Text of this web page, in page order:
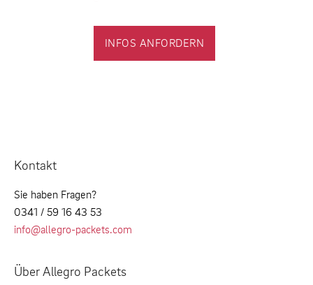
INFOS ANFORDERN
Kontakt
Sie haben Fragen?
0341 / 59 16 43 53
info@allegro-packets.com
Über Allegro Packets